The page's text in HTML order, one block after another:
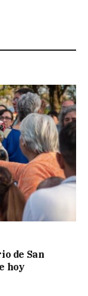
de San
hoy